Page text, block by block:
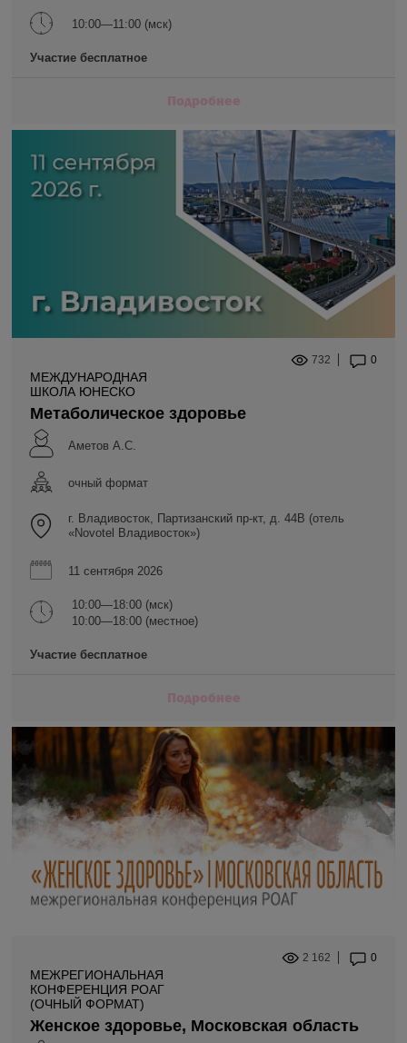
10:00—11:00 (мск)
Участие бесплатное
Подробнее
732 0
МЕЖДУНАРОДНАЯ
ШКОЛА ЮНЕСКО
Метаболическое здоровье
Аметов А.С.
очный формат
г. Владивосток, Партизанский пр-кт, д. 44В (отель
«Novotel Владивосток»)
11 сентября 2026
10:00—18:00 (мск)
10:00—18:00 (местное)
Участие бесплатное
Подробнее
2 162 0
МЕЖРЕГИОНАЛЬНАЯ
КОНФЕРЕНЦИЯ РОАГ
(ОЧНЫЙ ФОРМАТ)
Женское здоровье, Московская область